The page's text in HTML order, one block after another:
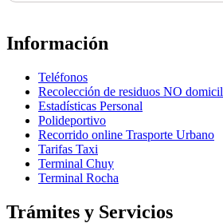
Información
Teléfonos
Recolección de residuos NO
Estadísticas Personal
Polideportivo
Recorrido online Trasporte Urbano
Tarifas Taxi
Terminal Chuy
Terminal Rocha
Trámites y Servicios